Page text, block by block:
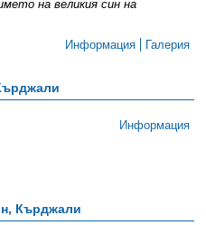
на великия син на
Информация
Галерия
Информация
Кърджали